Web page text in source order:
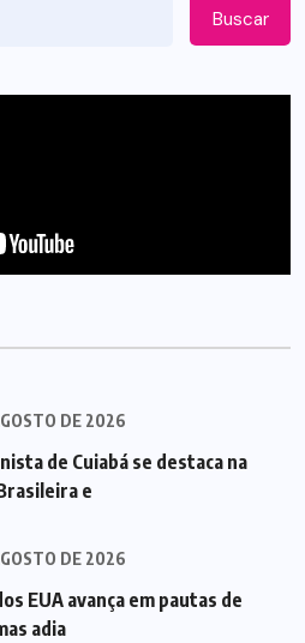
Buscar
DE 2026
de Cuiabá se destaca na
e
DE 2026
EUA avança em pautas de
adia